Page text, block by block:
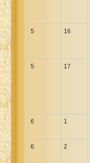
5 16
5 17
6 1
6 2